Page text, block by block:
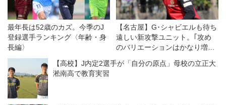
最年長は52歳のカズ。今季のJ
登録選手ランキング〈年齢・身
長編〉
【名古屋】G･シャビエルも待ち
遠しい新攻撃ユニット。｢攻め
のバリエーションはかなり増え
【高校】J内定2選手が「自分の原点」母校の立正大
淞南高で教育実習